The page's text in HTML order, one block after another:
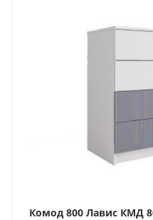
Комод 800 Лавис КМД